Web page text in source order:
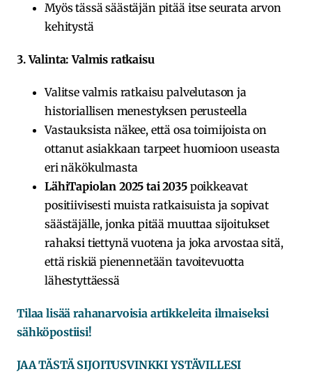
Myös tässä säästäjän pitää itse seurata arvon
kehitystä
3. Valinta: Valmis ratkaisu
Valitse valmis ratkaisu palvelutason ja
historiallisen menestyksen perusteella
Vastauksista näkee, että osa toimijoista on
ottanut asiakkaan tarpeet huomioon useasta
eri näkökulmasta
LähiTapiolan 2025 tai 2035poikkeavat
positiivisesti muista ratkaisuista ja sopivat
säästäjälle, jonka pitää muuttaa sijoitukset
rahaksi tiettynä vuotena ja joka arvostaa sitä,
että riskiä pienennetään tavoitevuotta
lähestyttäessä
Tilaa lisää rahanarvoisia artikkeleita ilmaiseksi
sähköpostiisi!
JAA TÄSTÄ SIJOITUSVINKKI YSTÄVILLESI